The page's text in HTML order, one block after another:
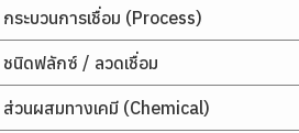
กระบวนการเชื่อม (Process)
ชนิดฟลักซ์ / ลวดเชื่อม
ส่วนผสมทางเคมี (Chemical)